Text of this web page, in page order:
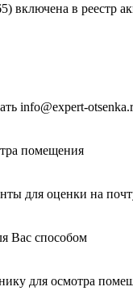
в реестр
info@expert-
помещения
для оценки на
Вас способом
для осмотра